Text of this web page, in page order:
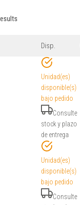
Disp.
Unidad(es)
disponible(s)
bajo pedido
Consulte
stock y plazo
de entrega
Unidad(es)
disponible(s)
bajo pedido
Consulte